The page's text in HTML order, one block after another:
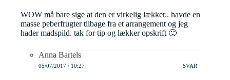
WOW må bare sige at den er virkelig lækker.. havde en
masse peberfrugter tilbage fra et arrangement og jeg
hader madspild. tak for tip og lækker opskrift 🙂
Anna Bartels
05/07/2017 / 10:27 SVAR